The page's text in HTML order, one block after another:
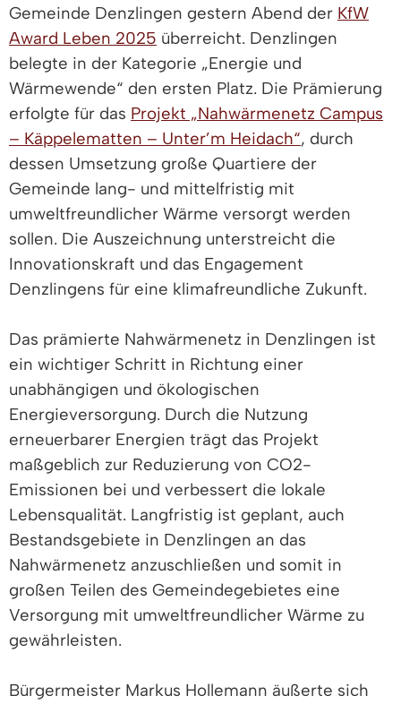
Gemeinde Denzlingen gestern Abend der KfW
Award Leben 2025 überreicht. Denzlingen
belegte in der Kategorie „Energie und
Wärmewende“ den ersten Platz. Die Prämierung
erfolgte für das Projekt „Nahwärmenetz Campus
– Käppelematten – Unter’m Heidach“, durch
dessen Umsetzung große Quartiere der
Gemeinde lang- und mittelfristig mit
umweltfreundlicher Wärme versorgt werden
sollen. Die Auszeichnung unterstreicht die
Innovationskraft und das Engagement
Denzlingens für eine klimafreundliche Zukunft.
Das prämierte Nahwärmenetz in Denzlingen ist
ein wichtiger Schritt in Richtung einer
unabhängigen und ökologischen
Energieversorgung. Durch die Nutzung
erneuerbarer Energien trägt das Projekt
maßgeblich zur Reduzierung von CO2-
Emissionen bei und verbessert die lokale
Lebensqualität. Langfristig ist geplant, auch
Bestandsgebiete in Denzlingen an das
Nahwärmenetz anzuschließen und somit in
großen Teilen des Gemeindegebietes eine
Versorgung mit umweltfreundlicher Wärme zu
gewährleisten.
Bürgermeister Markus Hollemann äußerte sich